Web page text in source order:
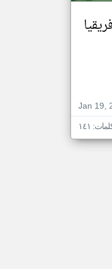
Jan 19,
١٤١